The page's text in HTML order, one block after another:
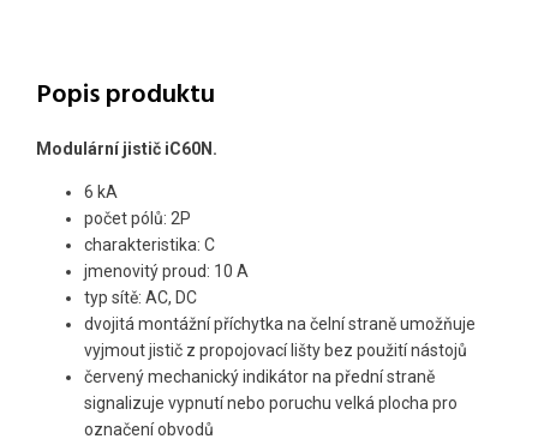
Popis produktu
Modulární jistič iC60N.
6 kA
počet pólů: 2P
charakteristika: C
jmenovitý proud: 10 A
typ sítě: AC, DC
dvojitá montážní příchytka na čelní straně umožňuje
vyjmout jistič z propojovací lišty bez použití nástojů
červený mechanický indikátor na přední straně
signalizuje vypnutí nebo poruchu velká plocha pro
označení obvodů